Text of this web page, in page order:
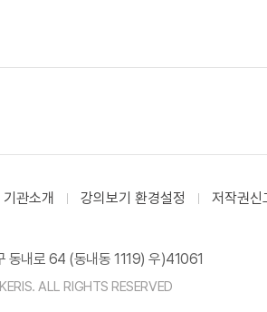
기관소개 강의보기 환경설정 저작권신
동내로 64 (동내동 1119) 우)41061
ALL RIGHTS RESERVED